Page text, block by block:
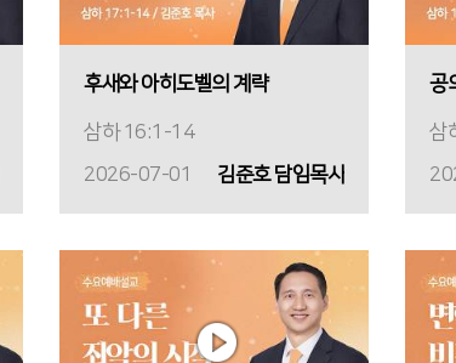
후새와 아히도벨의 계략
삼하 16:1-14
2026-07-01
김준호 담임목사
공
삼